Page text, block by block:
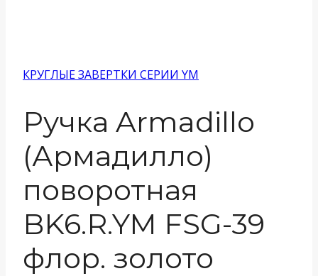
КРУГЛЫЕ ЗАВЕРТКИ СЕРИИ YM
Ручка Armadillo
(Армадилло)
поворотная
BK6.R.YM FSG-39
флор. золото